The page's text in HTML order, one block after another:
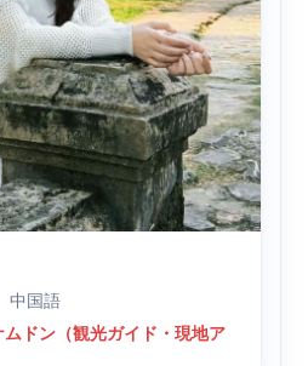
中国語
ドン（観光ガイド・現地ア